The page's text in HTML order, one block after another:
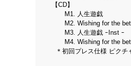
【CD】
M1. 人生遊戯
M2. Wishing for the
M3. 人生遊戯 ｰInst ｰ
M4. Wishing for the
＊初回プレス仕様 ピクチ